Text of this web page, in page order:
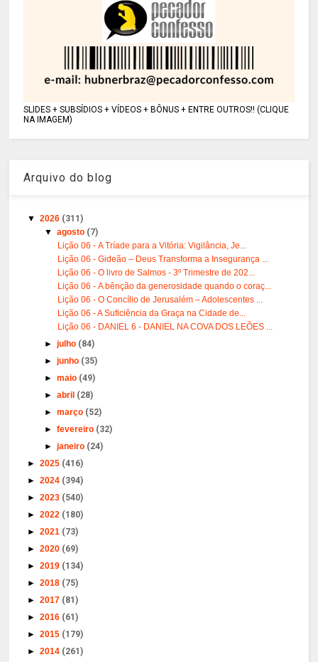
SLIDES + SUBSÍDIOS + VÍDEOS + BÔNUS + ENTRE OUTROS!! (CLIQUE
NA IMAGEM)
Arquivo do blog
▼2026 (311)
▼agosto (7)
Lição 06 - A Tríade para a Vitória: Vigilância, Je...
Lição 06 - Gideão – Deus Transforma a Insegurança ...
Lição 06 - O livro de Salmos - 3º Trimestre de 202...
Lição 06 - A bênção da generosidade quando o coraç...
Lição 06 - O Concílio de Jerusalém – Adolescentes ...
Lição 06 - A Suficiência da Graça na Cidade de...
Lição 06 - DANIEL 6 - DANIEL NA COVA DOS LEÕES ...
►julho (84)
►junho (35)
►maio (49)
►abril (28)
►março (52)
►fevereiro (32)
►janeiro (24)
►2025 (416)
►2024 (394)
►2023 (540)
►2022 (180)
►2021 (73)
►2020 (69)
►2019 (134)
►2018 (75)
►2017 (81)
►2016 (61)
►2015 (179)
►2014 (261)